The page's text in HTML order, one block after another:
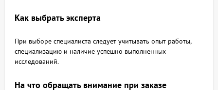
Как выбрать эксперта
При выборе специалиста следует учитывать опыт работы,
специализацию и наличие успешно выполненных
исследований.
На что обращать внимание при заказе